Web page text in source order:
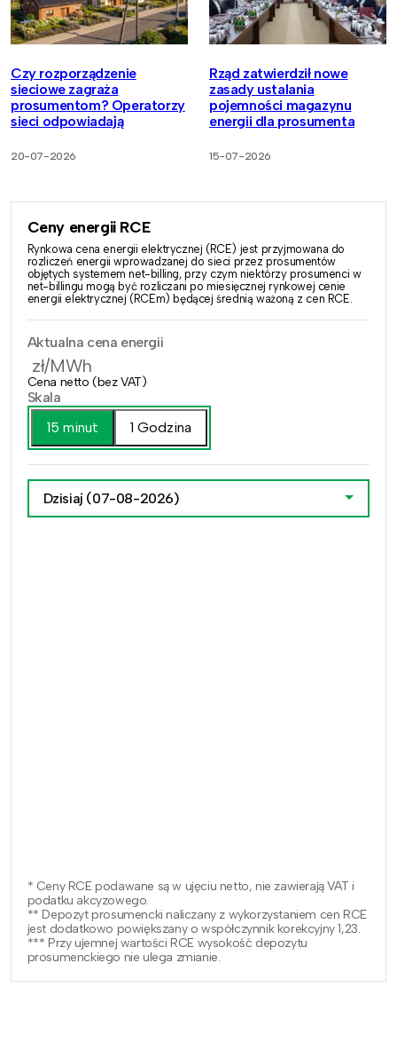
Czy rozporządzenie
sieciowe zagraża
prosumentom? Operatorzy
sieci odpowiadają
20-07-2026
Rząd zatwierdził nowe
zasady ustalania
pojemności magazynu
energii dla prosumenta
15-07-2026
Ceny energii RCE
Rynkowa cena energii elektrycznej (RCE) jest przyjmowana do
rozliczeń energii wprowadzanej do sieci przez prosumentów
objętych systemem net-billing, przy czym niektórzy prosumenci w
net-billingu mogą być rozliczani po miesięcznej rynkowej cenie
energii elektrycznej (RCEm) będącej średnią ważoną z cen RCE.
Aktualna cena energii
zł/MWh
Cena netto (bez VAT)
Skala
15 minut
1 Godzina
Dzisiaj (07-08-2026)
* Ceny RCE podawane są w ujęciu netto, nie zawierają VAT i
podatku akcyzowego.
** Depozyt prosumencki naliczany z wykorzystaniem cen RCE
jest dodatkowo powiększany o współczynnik korekcyjny 1,23.
*** Przy ujemnej wartości RCE wysokość depozytu
prosumenckiego nie ulega zmianie.